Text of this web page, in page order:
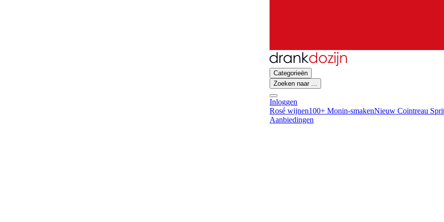
Categorieën
Zoeken naar ...
Inloggen
Rosé wijnen100+ Monin-smakenNieuw Cointreau
Aanbiedingen